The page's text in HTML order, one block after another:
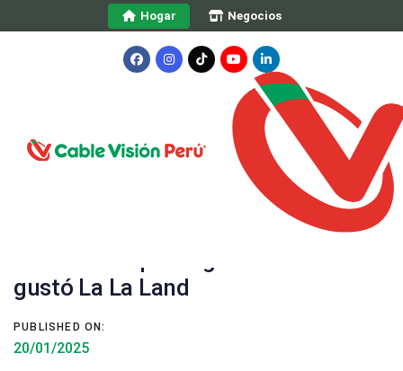
links
to
content
Hogar Negocios
gustó La La Land
PUBLISHED ON:
20/01/2025